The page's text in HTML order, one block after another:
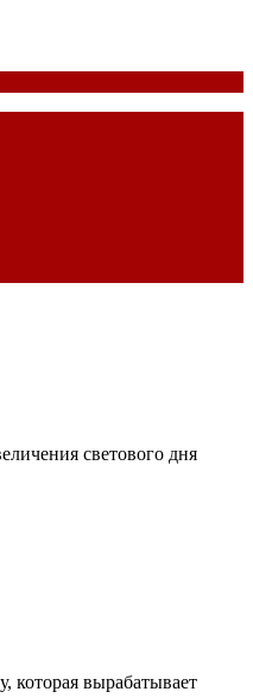
светового дня
которая вырабатывает